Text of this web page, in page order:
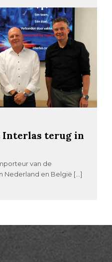
Interlas terug in
van de
Nederland en België […]